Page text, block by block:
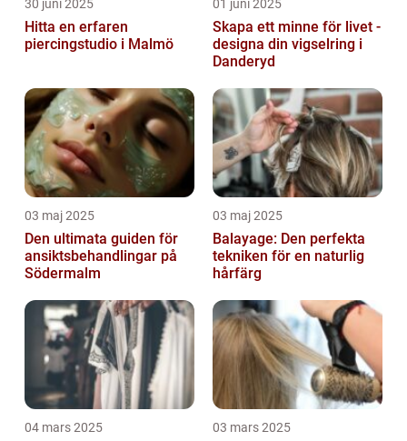
30 juni 2025
Hitta en erfaren
piercingstudio i Malmö
01 juni 2025
Skapa ett minne för livet -
designa din vigselring i
Danderyd
03 maj 2025
Den ultimata guiden för
ansiktsbehandlingar på
Södermalm
03 maj 2025
Balayage: Den perfekta
tekniken för en naturlig
hårfärg
04 mars 2025 03 mars 2025